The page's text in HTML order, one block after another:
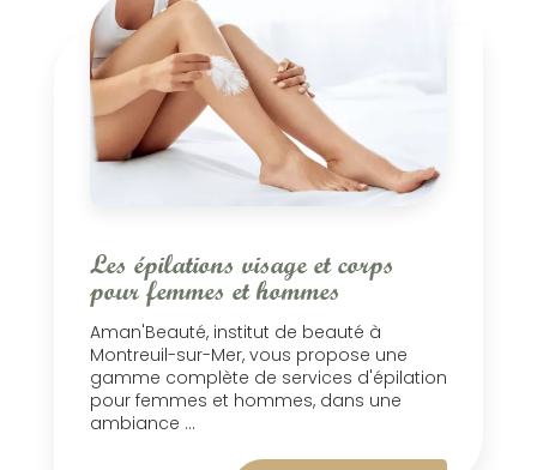
Les épilations visage et corps
pour femmes et hommes
Aman'Beauté, institut de beauté à
Montreuil-sur-Mer, vous propose une
gamme complète de services d'épilation
pour femmes et hommes, dans une
ambiance ...